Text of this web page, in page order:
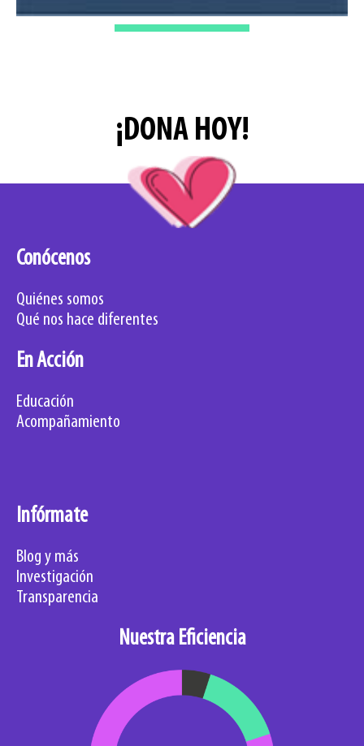
¡DONA HOY!
Conócenos
Quiénes somos
Qué nos hace diferentes
En Acción
Educación
Acompañamiento
Infórmate
Blog y más
Investigación
Transparencia
Nuestra Eficiencia